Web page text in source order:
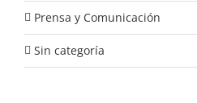
Prensa y Comunicación
Sin categoría